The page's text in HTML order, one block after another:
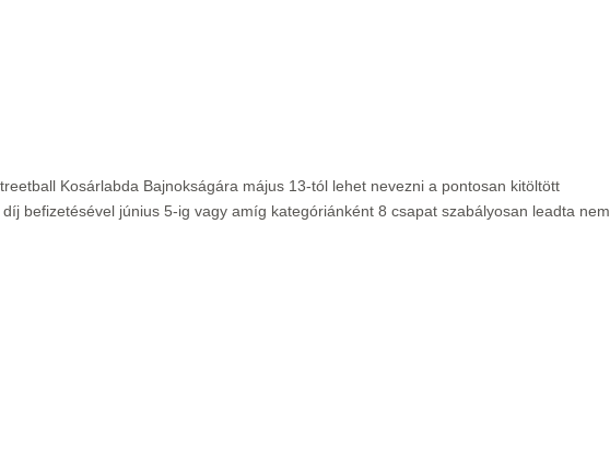
Kosárlabda Bajnokságára május 13-tól lehet nevezni a pontosan kitöltött
befizetésével június 5-ig vagy amíg kategóriánként 8 csapat szabályosan leadta nem